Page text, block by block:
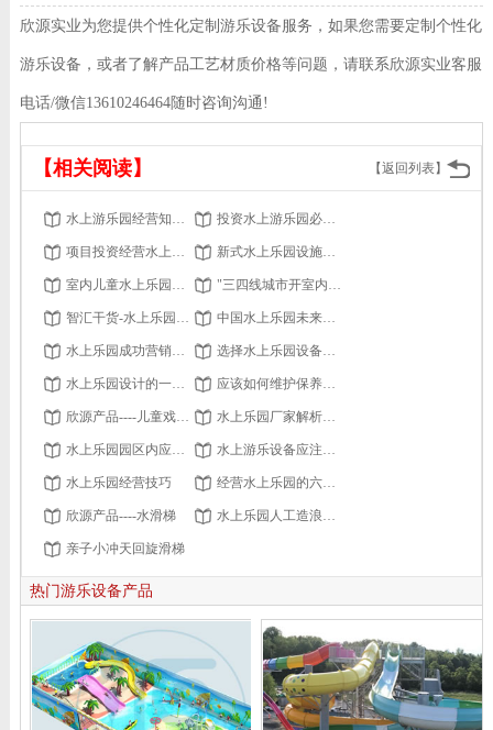
欣源实业为您提供个性化定制游乐设备服务，如果您需要定制个性化
游乐设备，或者了解产品工艺材质价格等问题，请联系欣源实业客服
电话/微信13610246464随时咨询沟通!
【返回列表】
【相关阅读】
水上游乐园经营知识:怎样摆脱季节因素 投资水上游乐园必须注意哪些方面？水上乐园设施
项目投资经营水上游乐园，这些疑问都解决了 吗？ 新式水上乐园设施的引进，是游客重游的强有力保证。
室内儿童水上乐园投入成本分析 "三四线城市开室内恒温水上乐园可行吗？ 有什么优势？"
智汇干货-水上乐园开业后运营管理要点 中国水上乐园未来发展展望
水上乐园成功营销的八大策略 选择水上乐园设备的四大原则
水上乐园设计的一般步骤 应该如何维护保养乐园设备？
欣源产品----儿童戏水设备 水上乐园厂家解析造浪池受到喜爱的原因
水上乐园园区内应有的防范措施 水上游乐设备应注意的安全要求
水上乐园经营技巧 经营水上乐园的六大策略
欣源产品----水滑梯 水上乐园人工造浪池设计
亲子小冲天回旋滑梯
热门游乐设备产品